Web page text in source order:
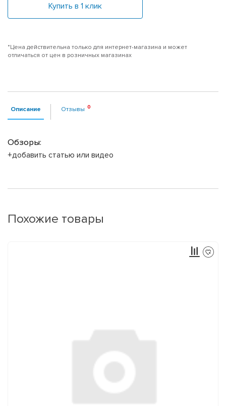
Купить в 1 клик
*Цена действительна только для интернет-магазина и может
отличаться от цен в розничных магазинах
Описание Отзывы
Обзоры:
+добавить статью или видео
Похожие товары